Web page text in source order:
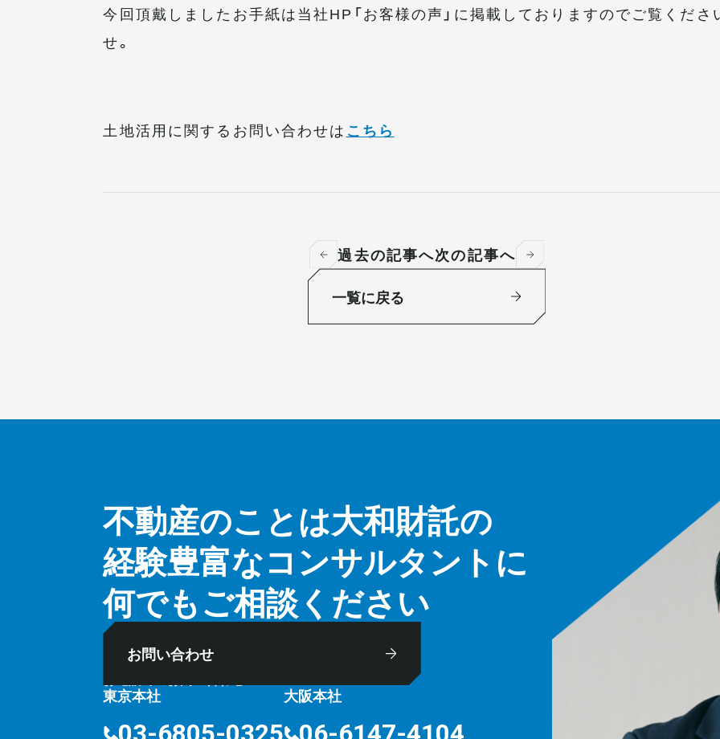
今回頂戴しましたお手紙は当社HP「お客様の声」に掲載しておりますのでご覧くださ
せ。
土地活用に関するお問い合わせは こちら
過去の記事へ次の記事へ
一覧に戻る
不動産のことは大和財託の
経験豊富なコンサルタントに
何でもご相談ください
お問い合わせ
東京本社 大阪本社